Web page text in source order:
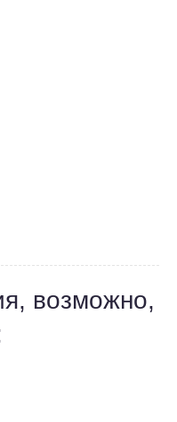
возможно,